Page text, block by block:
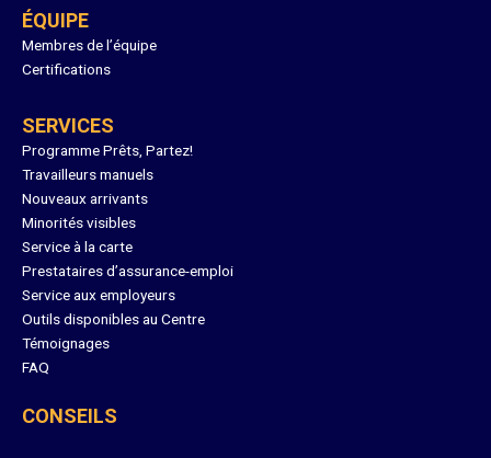
ÉQUIPE
Membres de l’équipe
Certifications
SERVICES
Programme Prêts, Partez!
Travailleurs manuels
Nouveaux arrivants
Minorités visibles
Service à la carte
Prestataires d’assurance-emploi
Service aux employeurs
Outils disponibles au Centre
Témoignages
FAQ
CONSEILS